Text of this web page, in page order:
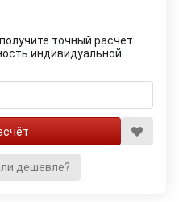
точный расчёт
индивидуальной
дешевле?